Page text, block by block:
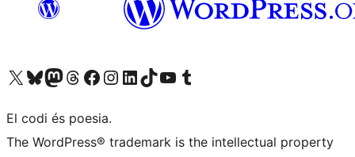
Visiteu el nostre compte X (abans Twitter)
Visiteu el nostre compte de Bluesky
Visiteu el nostre compte al Mastodon
Visiteu el nostre compte de Threads
Visiteu la nostra pàgina al Facebook
Visiteu el nostre compte d'Instagram
Visiteu el nostre compte de LinkedIn
Visiteu el nostre compte de TikTok
Visiteu el nostre canal al YouTube
Visiteu el nostre compte de Tumblr
El codi és poesia.
The WordPress® trademark is the intellectual property